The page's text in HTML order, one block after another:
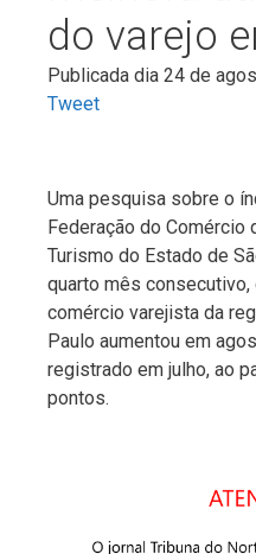
do varejo
Publicada dia 24 de
Tweet
Uma pesquisa sobre o
Federação do Comércio
Turismo do Estado de
quarto mês
comércio varejista da
Paulo aumentou em
registrado em julho, ao
pontos.